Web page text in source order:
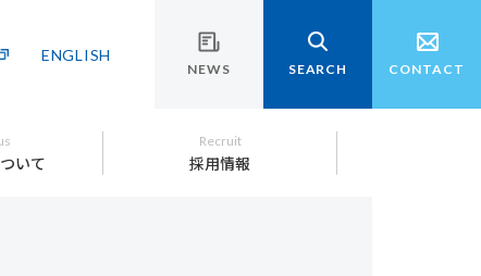
ENGLISH
NEWS SEARCH CONTACT
いて
Recruit
採用情報